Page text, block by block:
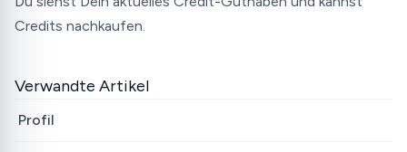
Credits nachkaufen.
Verwandte Artikel
Profil